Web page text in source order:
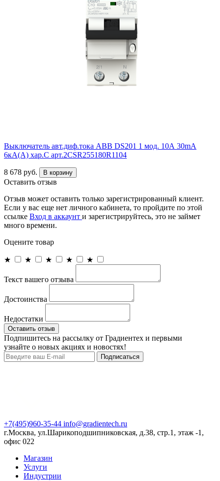
Выключатель авт.диф.тока ABB DS201 1 мод. 10А 30mA
6кА(А) хар.С арт.2CSR255180R1104
8 678 руб. В корзину
Оставить отзыв
Отзыв может оставить только зарегистрированный клиент.
Если у вас еще нет личного кабинета, то пройдите по этой
ссылке Вход в аккаунт и зарегистрируйтесь, это не займет
много времени.
Оцените товар
★ ★ ★ ★ ★
Текст вашего отзыва
Достоинства
Недостатки
Оставить отзыв
Подпишитесь на рассылку от Градиентех и первыми
узнайте о новых акциях и новостях!
Подписаться
+7(495)960-35-44 info@gradientech.ru
г.Москва, ул.Шарикоподшипниковская, д.38, стр.1, этаж -1,
офис 022
Магазин
Услуги
Индустрии